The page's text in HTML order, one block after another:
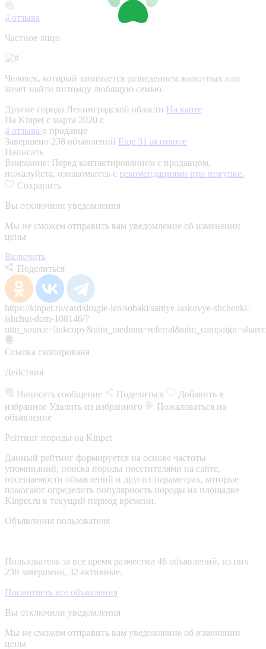
4 отзыва
Частное лицо
Человек, который занимается разведением животных или
хочет найти питомцу любящую семью.
Другие города Ленинградской области На карте
На Kinpet c марта 2020 г.
4 отзыва о продавце
Завершено 238 объявлений Еще 31 активное
Написать
Внимание: Перед контактированием с продавцом,
пожалуйста, ознакомьтесь с рекомендациями при покупке.
Сохранить
Вы отключили уведомления
Мы не сможем отправить вам уведомление об изменении
цены
Включить
Поделиться
https://kinpet.ru/card/drugie-len/sobaki/samye-laskovye-shchenki-
ishchut-dom-108146/?
Ссылка скопирована
Действия
Написать сообщение Поделиться
Добавить в
избранное Удалить из избранного
Пожаловаться на
объявление
Рейтинг породы на Kinpet
Данный рейтинг формируется на основе частоты
упоминаний, поиска породы посетителями на сайте,
посещаемости объявлений и других параметрах, которые
помогают определить популярность породы на площадке
Kinpet.ru в текущий период времени.
Объявления пользователя
Пользователь за все время разместил 46 объявлений, из них
238 завершено, 32 активные.
Посмотреть все объявления
Вы отключили уведомления
Мы не сможем отправить вам уведомление об изменении
цены